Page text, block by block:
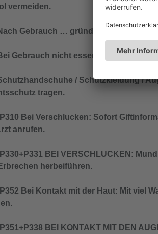
vermeiden.
Gebrauch … gründlich waschen.
Gebrauch nicht essen, trinken oder
/ Schutzkleidung /
tragen.
Bei Verschlucken: Sofort
anrufen.
BEI VERSCHLUCKEN:
herbeiführen.
Bei Kontakt mit der Haut: Mit viel
BEI KONTAKT MIT DEN